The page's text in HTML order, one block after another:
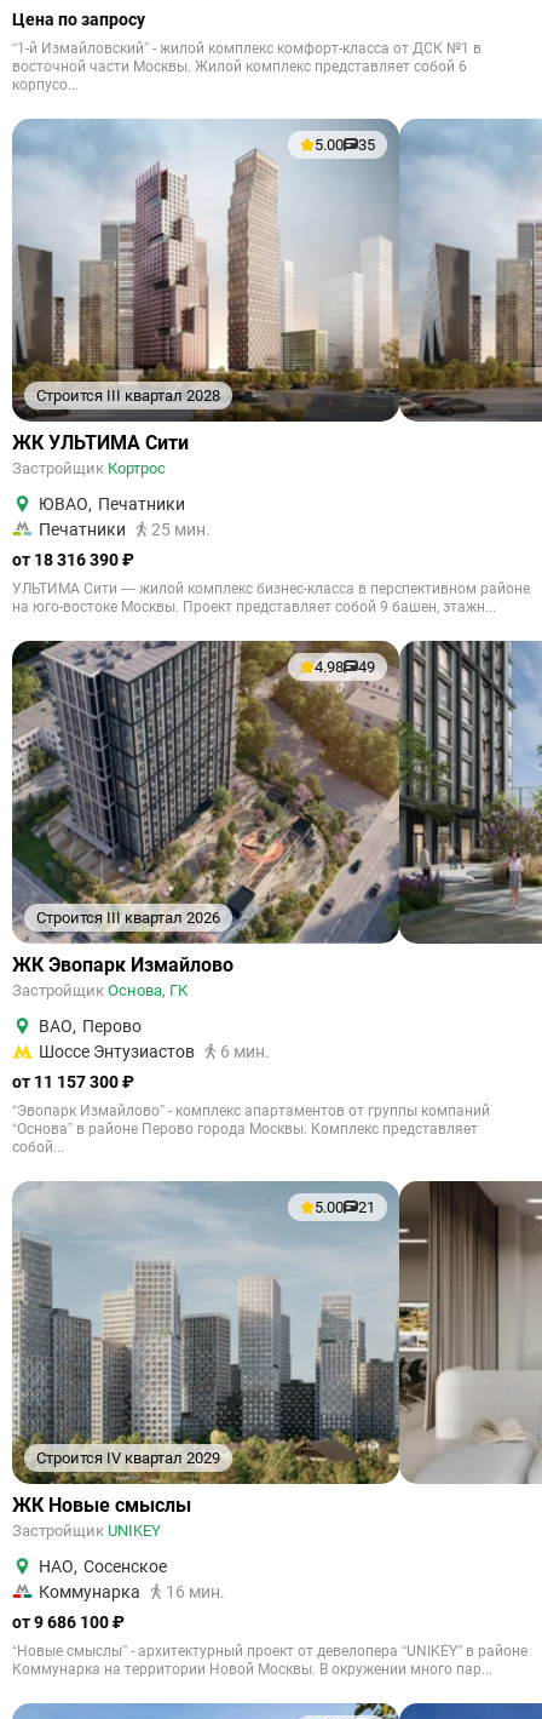
Цена по запросу
“1-й Измайловский” - жилой комплекс комфорт-класса от ДСК №1 в
восточной части Москвы. Жилой комплекс представляет собой 6
корпусо...
Строится III квартал 2028
5.00 35
ЖК УЛЬТИМА Сити
Застройщик Кортрос
ЮВАО, Печатники
Печатники
25 мин.
от 18 316 390 ₽
УЛЬТИМА Сити — жилой комплекс бизнес-класса в перспективном районе
на юго-востоке Москвы. Проект представляет собой 9 башен, этажн...
Строится III квартал 2026
4.98 49
ЖК Эвопарк Измайлово
Застройщик Основа, ГК
ВАО, Перово
Шоссе Энтузиастов
6 мин.
от 11 157 300 ₽
“Эвопарк Измайлово” - комплекс апартаментов от группы компаний
“Основа” в районе Перово города Москвы. Комплекс представляет
собой...
Строится IV квартал 2029
5.00 21
ЖК Новые смыслы
Застройщик UNIKEY
НАО, Сосенское
Коммунарка
16 мин.
от 9 686 100 ₽
“Новые смыслы” - архитектурный проект от девелопера “UNIKEY” в районе
Коммунарка на территории Новой Москвы. В окружении много пар...